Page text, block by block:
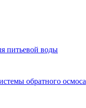
питьевой воды
обратного осмоса